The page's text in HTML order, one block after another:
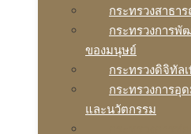
กระทรวงสาธา
กระทรวงการ
ของมนุษย์
กระทรวงดิจิทัล
กระทรวงการอุ
และนวัตกรรม